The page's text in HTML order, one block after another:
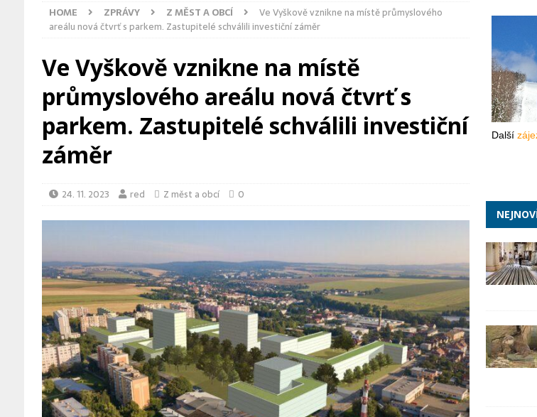
HOME ZPRÁVY Z MĚST A OBCÍ
Ve Vyškově vznikne na místě průmyslového
areálu nová čtvrť s parkem. Zastupitelé schválili investiční záměr
Ve Vyškově vznikne na místě
průmyslového areálu nová čtvrť s
parkem. Zastupitelé schválili investiční
záměr
24. 11. 2023 red Z měst a obcí 0